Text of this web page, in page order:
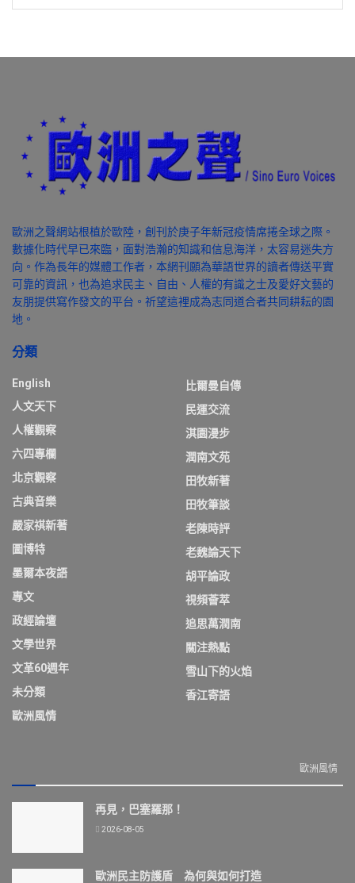
歐洲之聲網站根植於歐陸，創刊於庚子年新冠疫情席捲全球之際。
數據化時代早已來臨，面對浩瀚的知識和信息海洋，太容易迷失方
向。作為長年的媒體工作者，本網刊願為華語世界的讀者傳送平實
可靠的資訊，也為追求民主、自由、人權的有識之士及愛好文藝的
友朋提供寫作發文的平台。祈望這裡成為志同道合者共同耕耘的園
地。
分類
English
人文天下
人權觀察
六四專欄
北京觀察
古典音樂
嚴家祺新著
圖博特
墨爾本夜語
專文
政經論壇
文學世界
文革60週年
未分類
歐洲風情
比爾曼自傳
民運交流
淇園漫步
潤南文苑
田牧新著
田牧筆談
老陳時評
老魏論天下
胡平論政
視頻薈萃
追思萬潤南
關注熱點
雪山下的火焰
香江寄語
歐洲風情
再見，巴塞羅那！
2026-08-05
歐洲民主防護盾 為何與如何打造